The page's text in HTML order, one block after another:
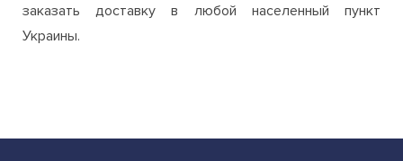
заказать доставку в любой населенный пункт
Украины.